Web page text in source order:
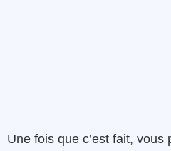
Une fois que c’est fait, vous